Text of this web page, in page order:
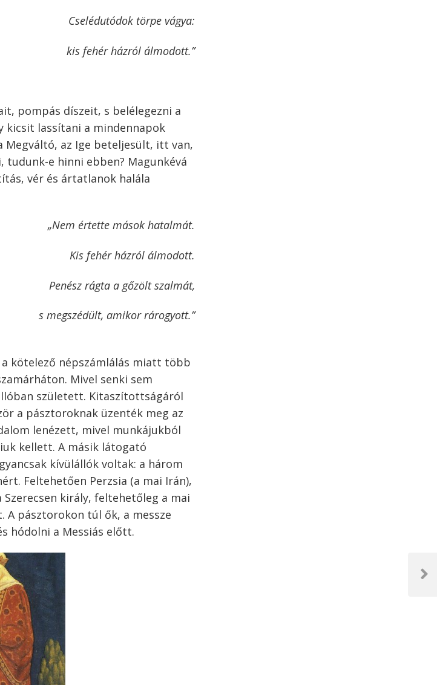
Cselédutódok törpe vágya:
kis fehér házról álmodott.”
pompás díszeit, s belélegezni a
kicsit lassítani a mindennapok
Megváltó, az Ige beteljesült, itt van,
e hinni ebben? Magunkévá
vér és ártatlanok halála
„Nem értette mások hatalmát.
Kis fehér házról álmodott.
Penész rágta a gőzölt szalmát,
s megszédült, amikor rárogyott.”
kötelező népszámlálás miatt több
Mivel senki sem
született. Kitaszítottságáról
a pásztoroknak üzenték meg az
lenézett, mivel munkájukból
kellett. A másik látogató
kívülállók voltak: a három
Feltehetően Perzsia (a mai Irán),
király, feltehetőleg a mai
A pásztorokon túl ők, a messze
hódolni a Messiás előtt.
Next